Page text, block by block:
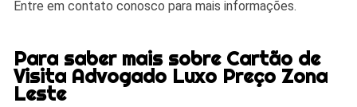
Entre em contato conosco para mais informações.
Para saber mais sobre Cartão de
Visita Advogado Luxo Preço Zona
Leste